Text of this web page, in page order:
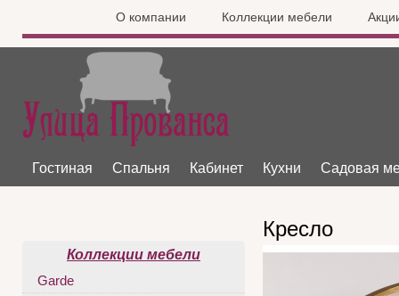
О компании Коллекции мебели
Гостиная Спальня Кабинет Кухни Садовая
Кресло
Коллекции мебели
Garde